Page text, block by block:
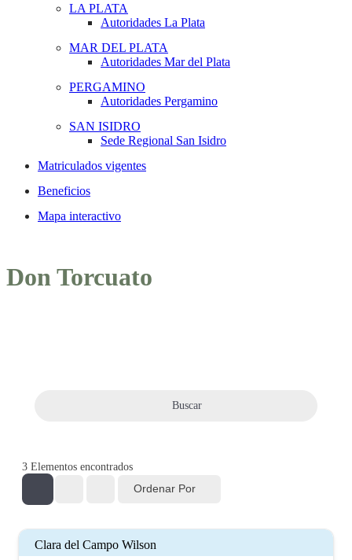
LA PLATA
Autoridades La Plata
MAR DEL PLATA
Autoridades Mar del Plata
PERGAMINO
Autoridades Pergamino
SAN ISIDRO
Sede Regional San Isidro
Matriculados vigentes
Beneficios
Mapa interactivo
Don Torcuato
Buscar
3 Elementos encontrados
Ordenar Por
Clara del Campo Wilson